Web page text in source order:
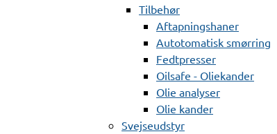
Tilbehør
Aftapningshaner
Autotomatisk smørring
Fedtpresser
Oilsafe - Oliekander
Olie analyser
Olie kander
Svejseudstyr